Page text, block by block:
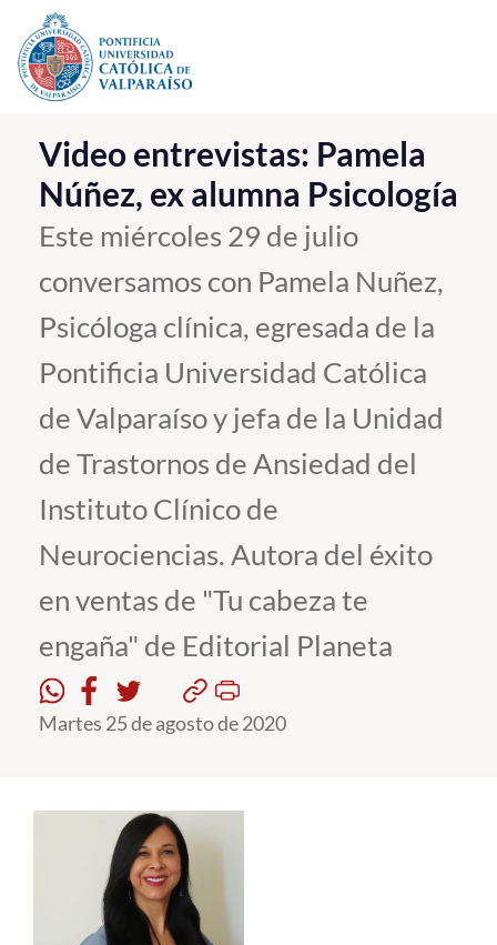
Click acá para ir directamente al contenido
La Universidad
Investigación, Creación e Innovación
PUCV Internacional
Admisión
Estudiantes
Académicos
Funcionarios
Alumni
Video entrevistas: Pamela
Núñez, ex alumna Psicología
Este miércoles 29 de julio
conversamos con Pamela Nuñez,
Psicóloga clínica, egresada de la
Pontificia Universidad Católica
de Valparaíso y jefa de la Unidad
de Trastornos de Ansiedad del
Instituto Clínico de
Neurociencias. Autora del éxito
en ventas de "Tu cabeza te
engaña" de Editorial Planeta
Martes 25 de agosto de 2020